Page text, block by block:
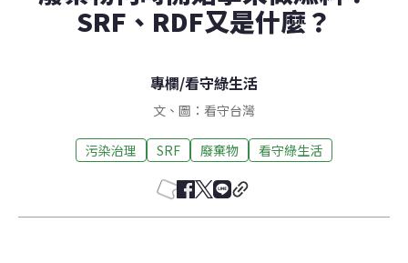
SRF、RDF又是什麼？
專欄/看守綠生活
文、圖：看守台灣
污染治理 SRF 廢棄物 看守綠生活